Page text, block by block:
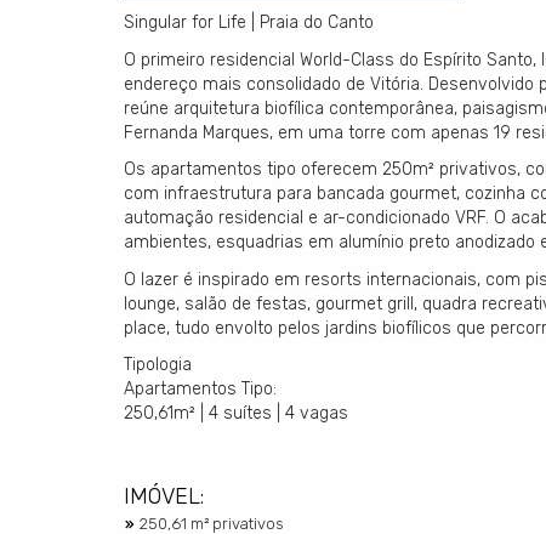
Singular for Life | Praia do Canto
O primeiro residencial World-Class do Espírito
endereço mais consolidado de Vitória.
reúne arquitetura biofílica contemporânea,
Fernanda Marques, em uma torre com apenas 19
Os apartamentos tipo oferecem 250m² privativos,
com infraestrutura para bancada gourmet, cozinha
automação residencial e ar-condicionado VRF. O
ambientes, esquadrias em alumínio preto anodizado
O lazer é inspirado em resorts internacionais, com
lounge, salão de festas, gourmet grill, quadra
place, tudo envolto pelos jardins biofílicos que
Tipologia
Apartamentos Tipo:
250,61m² | 4 suítes | 4 vagas
IMÓVEL:
250,61 m² privativos